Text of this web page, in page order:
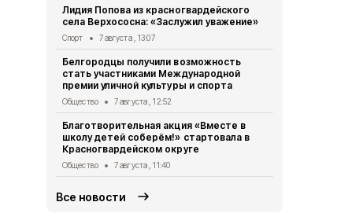
Лидия Попова из красногвардейского
села Верхососна: «Заслужил уважение»
Спорт 7 августа , 13:07
Белгородцы получили возможность
стать участниками Международной
премии уличной культуры и спорта
Общество 7 августа , 12:52
Благотворительная акция «Вместе в
школу детей соберём!» стартовала в
Красногвардейском округе
Общество 7 августа , 11:40
Все новости